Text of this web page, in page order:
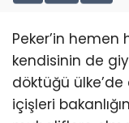
Peker’in
kendisinin de
döktüğü
içişleri